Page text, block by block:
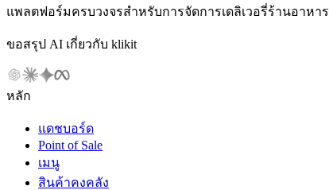
แพลตฟอร์มครบวงจรสำหรับการจัดการเดลิเวอรี่ร้านอาหาร
ขอสรุป AI เกี่ยวกับ klikit
หลัก
แดชบอร์ด
Point of Sale
เมนู
สินค้าคงคลัง